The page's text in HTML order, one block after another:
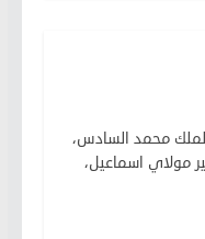
محمد السادس،
مولاي اسماعيل،